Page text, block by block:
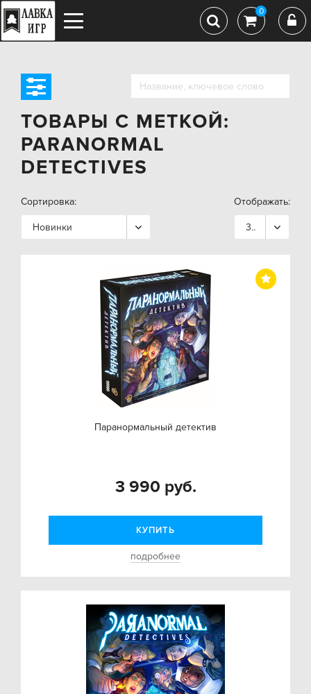
0
ТОВАРЫ С МЕТКОЙ:
PARANORMAL
DETECTIVES
Сортировка:
Новинки
Отображать:
36
Паранормальный детектив
3 990 руб.
КУПИТЬ
подробнее